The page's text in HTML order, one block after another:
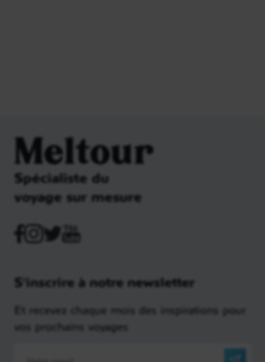
Meltour
Spécialiste du
voyage sur mesure
S'inscrire à notre newsletter
Et recevez chaque mois des inspirations pour
vos prochains voyages